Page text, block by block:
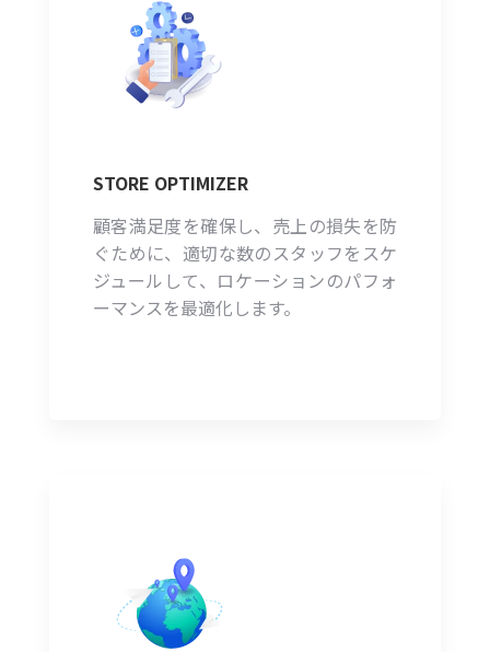
STORE OPTIMIZER
顧客満足度を確保し、売上の損失を防
ぐために、適切な数のスタッフをスケ
ジュールして、ロケーションのパフォ
ーマンスを最適化します。